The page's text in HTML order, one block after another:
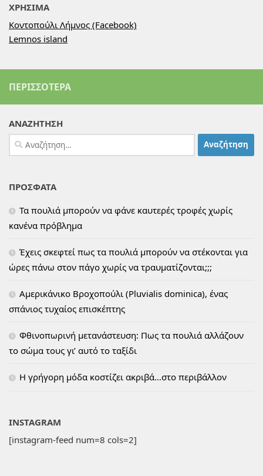
ΧΡΗΣΙΜΑ
Κοντοπούλι Λήμνος (Facebook)
Lemnos island
ΠΕΡΙΣΣΌΤΕΡΑ
ΑΝΑΖΗΤΗΣΗ
Αναζήτηση
για:
ΠΡΟΣΦΑΤΑ
Τα πουλιά μπορούν να φάνε καυτερές τροφές χωρίς
κανένα πρόβλημα
Έχεις σκεφτεί πως τα πουλιά μπορούν να στέκονται για
ώρες πάνω στον πάγο χωρίς να τραυματίζονται;;;
Αμερικάνικο Βροχοπούλι (Pluvialis dominica), ένας
σπάνιος τυχαίος επισκέπτης
Φθινοπωρινή μετανάστευση: Πως τα πουλιά αλλάζουν
το σώμα τους γι’ αυτό το ταξίδι
H γρήγορη μόδα κοστίζει ακριβά…στο περιβάλλον
INSTAGRAM
[instagram-feed num=8 cols=2]